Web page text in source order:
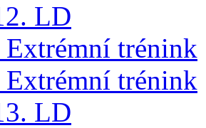
LD
Extrémní trénink
Extrémní trénink
LD